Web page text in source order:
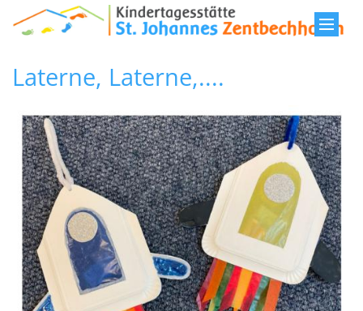
Zum Inhalt springen
Laterne, Laterne,....